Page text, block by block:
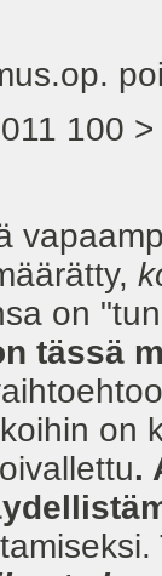
100
on
tässä
on
.